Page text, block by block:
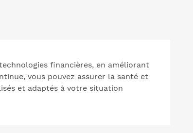
financières, en améliorant
vous pouvez assurer la santé et
et adaptés à votre situation